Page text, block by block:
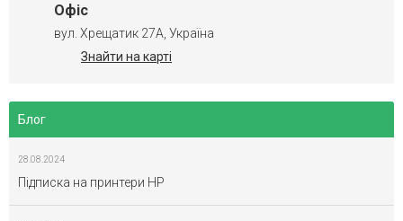
Офіс
вул. Хрещатик 27А, Україна
Знайти на карті
Блог
28.08.2024
Підписка на принтери HP